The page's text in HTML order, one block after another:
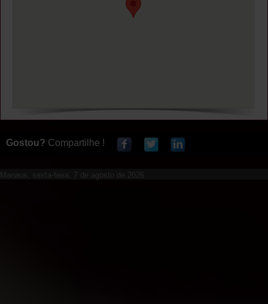
Gostou? Compartilhe !
Manaus, sexta-feira, 7 de agosto de 2026